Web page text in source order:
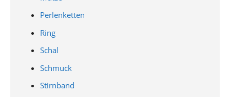
Perlenketten
Ring
Schal
Schmuck
Stirnband